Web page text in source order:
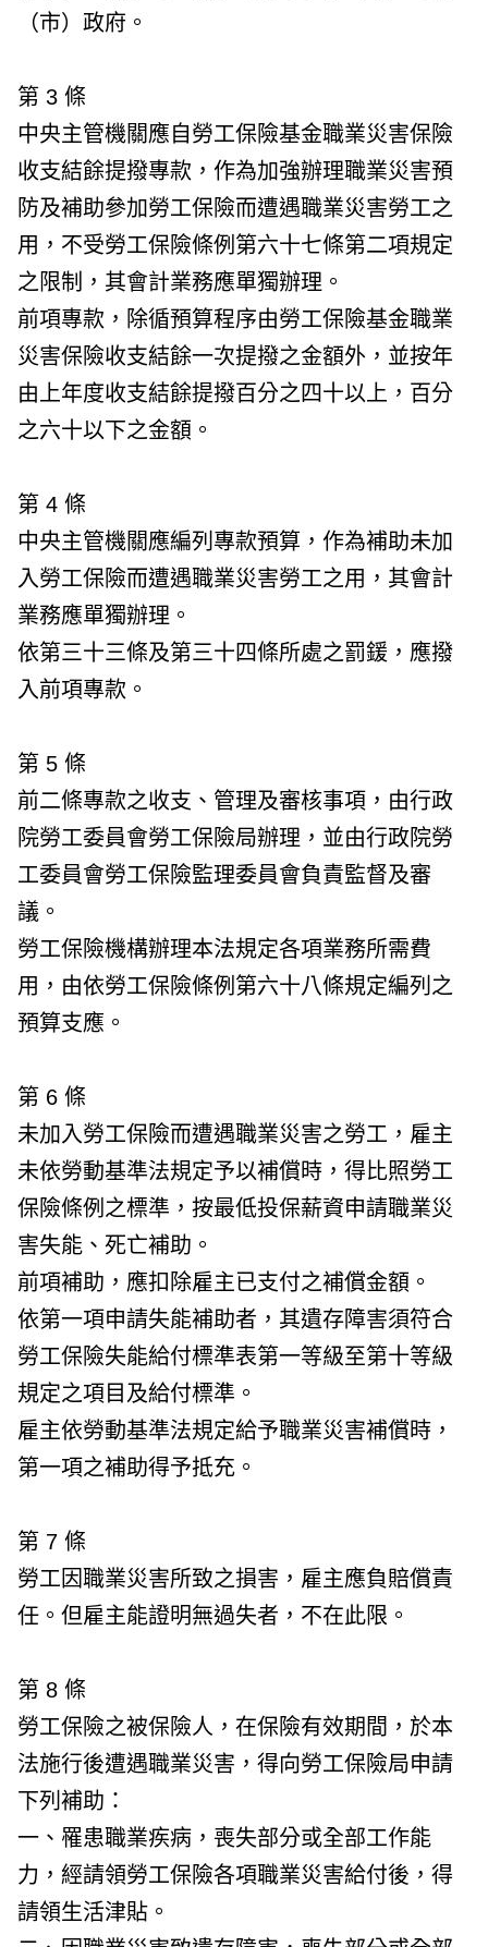
（市）政府。
第 3 條
中央主管機關應自勞工保險基金職業災害保險
收支結餘提撥專款，作為加強辦理職業災害預
防及補助參加勞工保險而遭遇職業災害勞工之
用，不受勞工保險條例第六十七條第二項規定
之限制，其會計業務應單獨辦理。
前項專款，除循預算程序由勞工保險基金職業
災害保險收支結餘一次提撥之金額外，並按年
由上年度收支結餘提撥百分之四十以上，百分
之六十以下之金額。
第 4 條
中央主管機關應編列專款預算，作為補助未加
入勞工保險而遭遇職業災害勞工之用，其會計
業務應單獨辦理。
依第三十三條及第三十四條所處之罰鍰，應撥
入前項專款。
第 5 條
前二條專款之收支、管理及審核事項，由行政
院勞工委員會勞工保險局辦理，並由行政院勞
工委員會勞工保險監理委員會負責監督及審
議。
勞工保險機構辦理本法規定各項業務所需費
用，由依勞工保險條例第六十八條規定編列之
預算支應。
第 6 條
未加入勞工保險而遭遇職業災害之勞工，雇主
未依勞動基準法規定予以補償時，得比照勞工
保險條例之標準，按最低投保薪資申請職業災
害失能、死亡補助。
前項補助，應扣除雇主已支付之補償金額。
依第一項申請失能補助者，其遺存障害須符合
勞工保險失能給付標準表第一等級至第十等級
規定之項目及給付標準。
雇主依勞動基準法規定給予職業災害補償時，
第一項之補助得予抵充。
第 7 條
勞工因職業災害所致之損害，雇主應負賠償責
任。但雇主能證明無過失者，不在此限。
第 8 條
勞工保險之被保險人，在保險有效期間，於本
法施行後遭遇職業災害，得向勞工保險局申請
下列補助：
一、罹患職業疾病，喪失部分或全部工作能
力，經請領勞工保險各項職業災害給付後，得
請領生活津貼。